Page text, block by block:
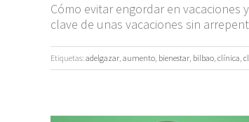
Cómo evitar engordar en
clave de unas vacaciones sin
Etiquetas: adelgazar, aumento, bienestar, bilbao, clínica,